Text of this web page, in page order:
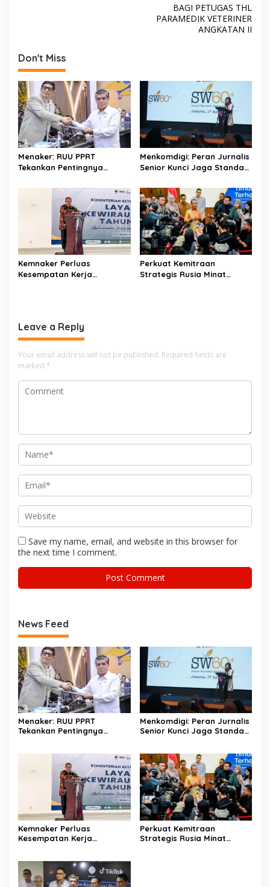
a
v
i
g
a
t
i
o
n
BAGI PETUGAS THL
PARAMEDIK VETERINER
ANGKATAN II
Don't Miss
Menaker: RUU PPRT
Tekankan Pentingnya
Tangga
Menkomdigi: Peran Jurnalis
Senior Kunci Jaga Standar
Berkualitas
Kemnaker Perluas
Kesempatan Kerja
Perkuat Kemitraan
Strategis Rusia Minat
Leave a Reply
Your email address will not be published. Required fields are
marked *
Save my name, email, and website in this browser for
the next time I comment.
News Feed
Menaker: RUU PPRT
Tekankan Pentingnya
Menkomdigi: Peran Jurnalis
Senior Kunci Jaga Standar
Kemnaker Perluas
Kesempatan Kerja
Perkuat Kemitraan
Strategis Rusia Minat